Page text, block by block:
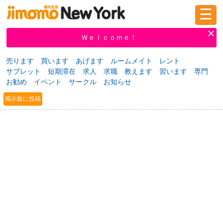
新規登録
掲示板 教えて！
☰
Ｗｅｌｃｏｍｅ！
売ります 買います あげます ルームメイト
レント
サブレット
短期滞在 求人 求職 教えます 習います
専門
お勧め
イベント サークル お知らせ
掲示板に投稿